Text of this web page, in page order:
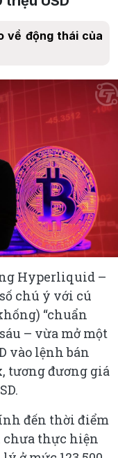
về động thái của
Hyperliquid –
chú ý với cú
“chuẩn
– vừa mở một
vào lệnh bán
tương đương giá
đến thời điểm
chưa thực hiện